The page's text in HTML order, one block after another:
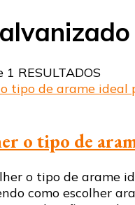
RESULTADOS
o tipo de
o tipo de arame
como escolher